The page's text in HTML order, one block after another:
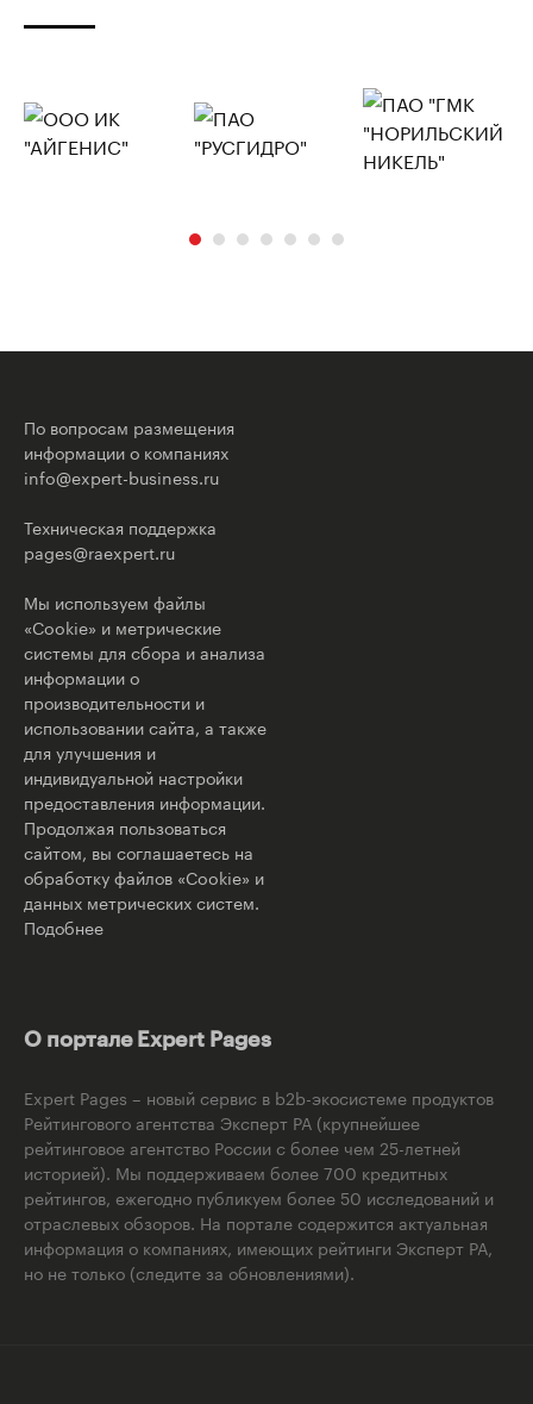
По вопросам размещения
информации о компаниях
info@expert-business.ru
Техническая поддержка
pages@raexpert.ru
Мы используем файлы
«Cookie» и метрические
системы для сбора и анализа
информации о
производительности и
использовании сайта, а также
для улучшения и
индивидуальной настройки
предоставления информации.
Продолжая пользоваться
сайтом, вы соглашаетесь на
обработку файлов «Cookie» и
данных метрических систем.
Подобнее
О портале Expert Pages
Expert Pages – новый сервис в b2b-экосистеме продуктов
Рейтингового агентства Эксперт РА (крупнейшее
рейтинговое агентство России с более чем 25-летней
историей). Мы поддерживаем более 700 кредитных
рейтингов, ежегодно публикуем более 50 исследований и
отраслевых обзоров. На портале содержится актуальная
информация о компаниях, имеющих рейтинги Эксперт РА,
но не только (следите за обновлениями).